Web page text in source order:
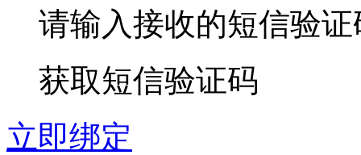
请输入接收的短信验证
获取短信验证码
立即绑定